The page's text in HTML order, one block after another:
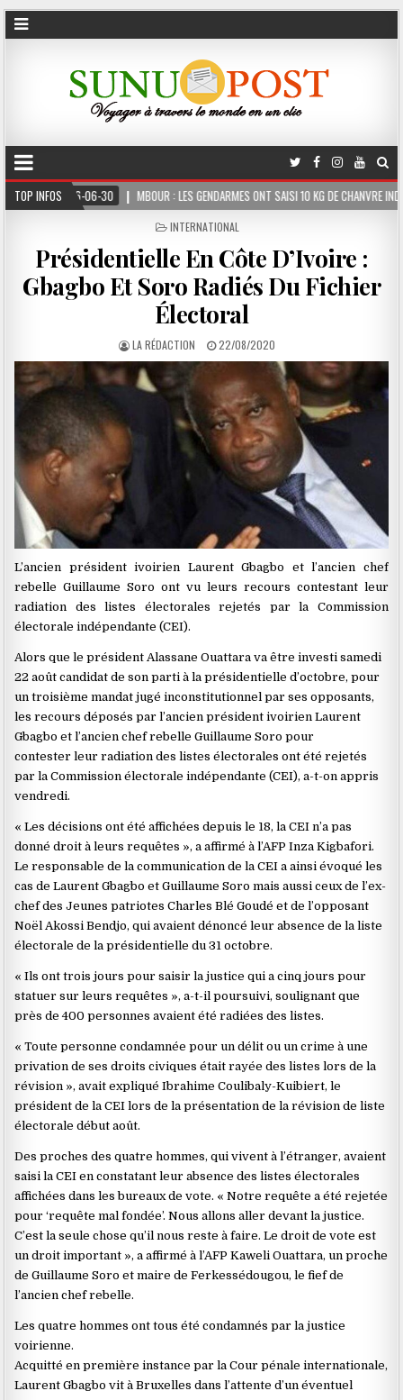
TOP INFOS
MBOUR : LES GENDARMES ONT SAISI 10 KG DE CHANVRE INDIEN DISSIMULÉS DANS LE
POSTED
INTERNATIONAL
Présidentielle En Côte D’Ivoire :
Gbagbo Et Soro Radiés Du Fichier
Électoral
LA RÉDACTION 22/08/2020
L’ancien président ivoirien Laurent Gbagbo et l’ancien chef
rebelle Guillaume Soro ont vu leurs recours contestant leur
radiation des listes électorales rejetés par la Commission
électorale indépendante (CEI).
Alors que le président Alassane Ouattara va être investi samedi
22 août candidat de son parti à la présidentielle d’octobre, pour
un troisième mandat jugé inconstitutionnel par ses opposants,
les recours déposés par l’ancien président ivoirien Laurent
Gbagbo et l’ancien chef rebelle Guillaume Soro pour
contester leur radiation des listes électorales ont été rejetés
par la Commission électorale indépendante (CEI), a-t-on appris
vendredi.
« Les décisions ont été affichées depuis le 18, la CEI n’a pas
donné droit à leurs requêtes », a affirmé à l’AFP Inza Kigbafori.
Le responsable de la communication de la CEI a ainsi évoqué les
cas de Laurent Gbagbo et Guillaume Soro mais aussi ceux de l’ex-
chef des Jeunes patriotes Charles Blé Goudé et de l’opposant
Noël Akossi Bendjo, qui avaient dénoncé leur absence de la liste
électorale de la présidentielle du 31 octobre.
« Ils ont trois jours pour saisir la justice qui a cinq jours pour
statuer sur leurs requêtes », a-t-il poursuivi, soulignant que
près de 400 personnes avaient été radiées des listes.
« Toute personne condamnée pour un délit ou un crime à une
privation de ses droits civiques était rayée des listes lors de la
révision », avait expliqué Ibrahime Coulibaly-Kuibiert, le
président de la CEI lors de la présentation de la révision de liste
électorale début août.
Des proches des quatre hommes, qui vivent à l’étranger, avaient
saisi la CEI en constatant leur absence des listes électorales
affichées dans les bureaux de vote. « Notre requête a été rejetée
pour ‘requête mal fondée’. Nous allons aller devant la justice.
C’est la seule chose qu’il nous reste à faire. Le droit de vote est
un droit important », a affirmé à l’AFP Kaweli Ouattara, un proche
de Guillaume Soro et maire de Ferkessédougou, le fief de
l’ancien chef rebelle.
Les quatre hommes ont tous été condamnés par la justice
voirienne.
Acquitté en première instance par la Cour pénale internationale,
Laurent Gbagbo vit à Bruxelles dans l’attente d’un éventuel